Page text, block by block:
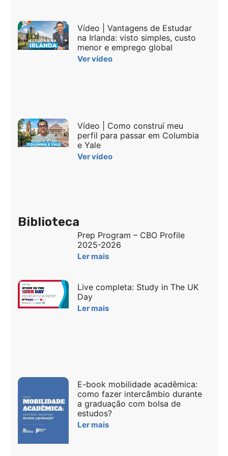
Vídeo | Vantagens de Estudar
na Irlanda: visto simples, custo
menor e emprego global
Ver vídeo
Vídeo | Como construí meu
perfil para passar em Columbia
e Yale
Ver vídeo
Biblioteca
Prep Program – CBO Profile
2025-2026
Ler mais
Live completa: Study in The UK
Day
Ler mais
E-book mobilidade acadêmica:
como fazer intercâmbio durante
a graduação com bolsa de
estudos?
Ler mais